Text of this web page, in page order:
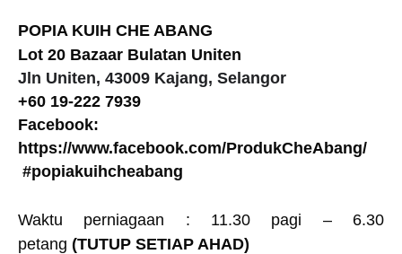
POPIA KUIH CHE ABANG
Lot 20 Bazaar Bulatan Uniten
Jln Uniten, 43009 Kajang, Selangor
+60 19-222 7939
Facebook:
https://www.facebook.com/ProdukCheAbang/
#popiakuihcheabang
Waktu perniagaan : 11.30 pagi – 6.30
petang (TUTUP SETIAP AHAD)